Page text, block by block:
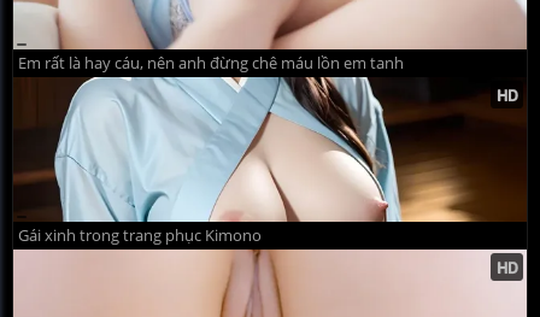
Em rất là hay cáu, nên anh đừng chê máu lồn em tanh
Gái xinh trong trang phục Kimono